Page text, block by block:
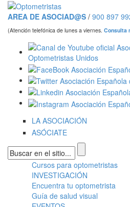
Pasar al contenido principal
AREA DE ASOCIAD@S / 900 897
(Atención telefónica de lunes a viernes. Consulta
LA ASOCIACIÓN
ASÓCIATE
Formulario de
Menú principal
Cursos para optometristas
INVESTIGACIÓN
Encuentra tu optometrista
Guía de salud visual